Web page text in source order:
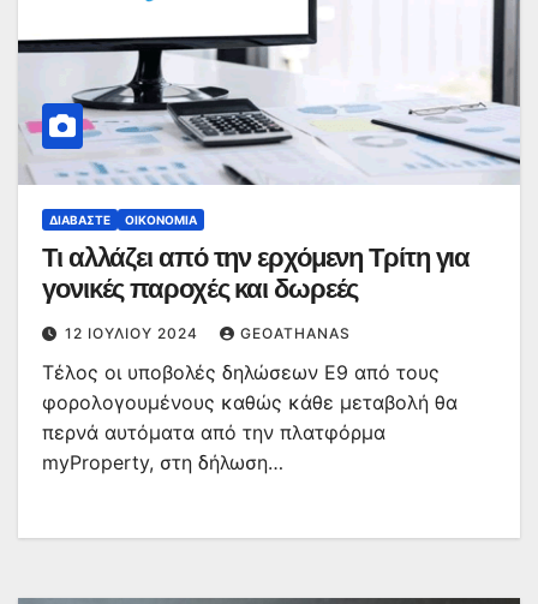
ΔΙΑΒΆΣΤΕ ΟΙΚΟΝΟΜΊΑ
Τι αλλάζει από την ερχόμενη Τρίτη για
γονικές παροχές και δωρεές
12 ΙΟΥΛΊΟΥ 2024 GEOATHANAS
Τέλος οι υποβολές δηλώσεων Ε9 από τους
φορολογουμένους καθώς κάθε μεταβολή θα
περνά αυτόματα από την πλατφόρμα
myProperty, στη δήλωση…